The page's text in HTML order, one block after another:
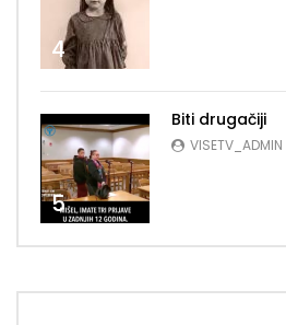
4
5
Biti drugačiji
VISETV_ADMIN